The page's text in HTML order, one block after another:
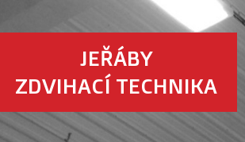
JEŘÁBY
ZDVIHACÍ TECHNIKA